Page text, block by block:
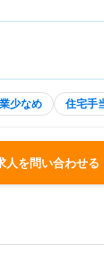
少なめ 住宅手
人を問い合わせる